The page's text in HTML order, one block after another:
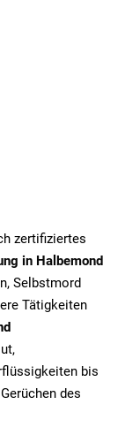
zertifiziertes
in Halbemond
Selbstmord
Tätigkeiten
bis
des